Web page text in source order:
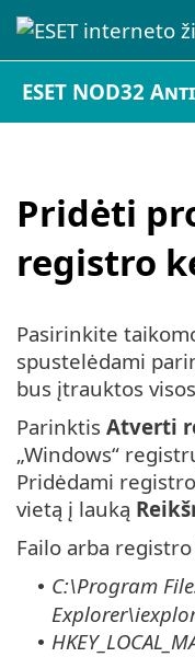
ESET NOD32
Pridėti
registro
Pasirinkite
spustelėdami
bus įtrauktos
Parinktis Atverti
„Windows“
Pridėdami
vietą į lauką
Failo arba
• C:\Program
•